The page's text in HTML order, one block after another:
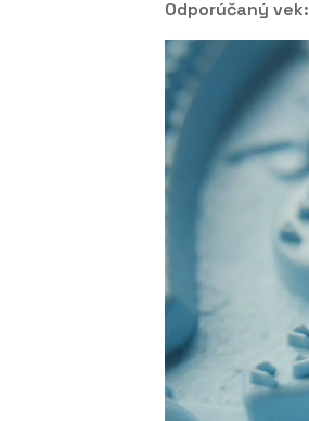
Odporúčaný vek:
Video
prehrávač